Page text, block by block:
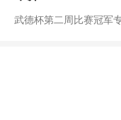
武德杯第二周比赛冠军